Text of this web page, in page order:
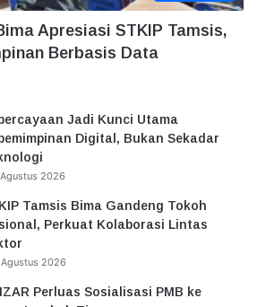
Apresiasi STKIP Tamsis,
Berbasis Data
Jadi Kunci Utama
Digital, Bukan Sekadar
2026
Tamsis Bima Gandeng Tokoh
Perkuat Kolaborasi Lintas
2026
Perluas Sosialisasi PMB ke